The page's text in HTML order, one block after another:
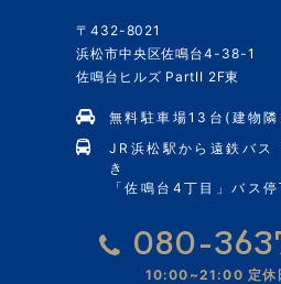
〒432-8021
浜松市中央区佐鳴台4-38-1
佐鳴台ヒルズ PartII 2F東
無料駐車場13台(建物
JR浜松駅から遠鉄バス
き
「佐鳴台4丁目」バス
080-
10:00~21:00 定休